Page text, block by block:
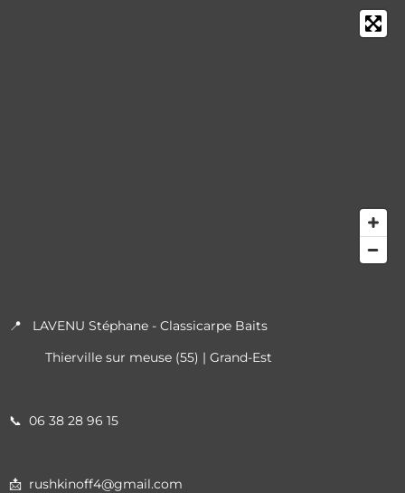
📍 LAVENU Stéphane - Classicarpe Baits
Thierville sur meuse (55) | Grand-Est
📞 06 38 28 96 15
📩 rushkinoff4@gmail.com